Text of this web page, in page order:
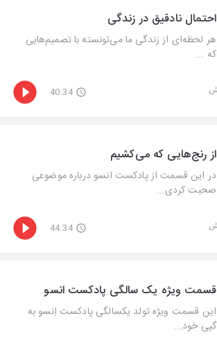
احتمال نادقیق در زندگی
هر لحظه‌ای از زندگی ما می‌تونسته با تصمیم‌هایی
که ...
40:34
از رنج‌هایی که می‌کشیم
در این قسمت از پادکست انسو درباره موضوعی
صحبت کردی...
44:34
قسمت ویژه یک سالگی پادکست انسو
این قسمت ویژه تولد یکسالگی پادکست اِنسو به
گپی خود...